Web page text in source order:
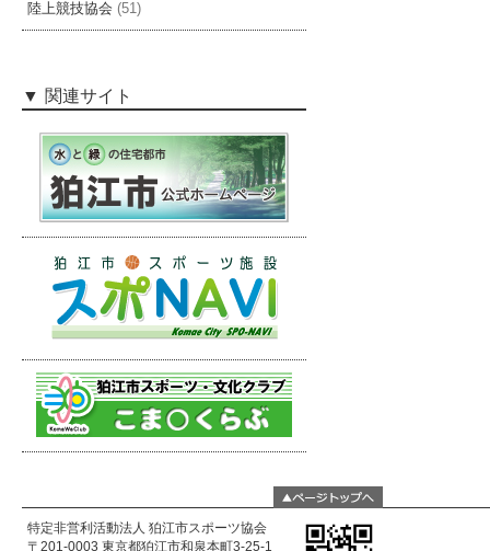
陸上競技協会 (51)
関連サイト
特定非営利活動法人 狛江市スポーツ協会
〒201-0003 東京都狛江市和泉本町3-25-1